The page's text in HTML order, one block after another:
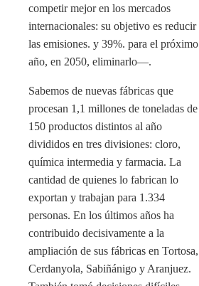
competir mejor en los mercados
internacionales: su objetivo es reducir
las emisiones. y 39%. para el próximo
año, en 2050, eliminarlo—.
Sabemos de nuevas fábricas que
procesan 1,1 millones de toneladas de
150 productos distintos al año
divididos en tres divisiones: cloro,
química intermedia y farmacia. La
cantidad de quienes lo fabrican lo
exportan y trabajan para 1.334
personas. En los últimos años ha
contribuido decisivamente a la
ampliación de sus fábricas en Tortosa,
Cerdanyola, Sabiñánigo y Aranjuez.